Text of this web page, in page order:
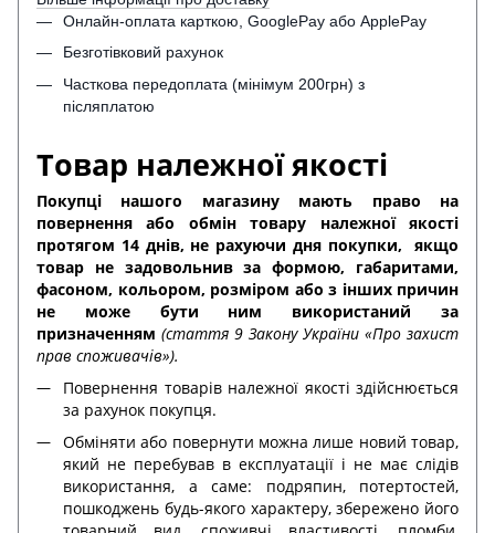
Онлайн-оплата карткою, GooglePay або ApplePay
Безготівковий рахунок
Часткова передоплата (мінімум 200грн) з
післяплатою
Товар належної якості
Покупці нашого магазину мають право на
повернення або обмін товару належної якості
протягом 14 днів, не рахуючи дня покупки,
якщо
товар не задовольнив за формою, габаритами,
фасоном, кольором, розміром або з інших причин
не може бути ним використаний за
призначенням (стаття 9 Закону України «Про захист
прав споживачів»).
Повернення товарів належної якості здійснюється
за рахунок покупця.
Обміняти або повернути можна лише новий товар,
який не перебував в експлуатації і не має слідів
використання, а саме: подряпин, потертостей,
пошкоджень будь-якого характеру, збережено його